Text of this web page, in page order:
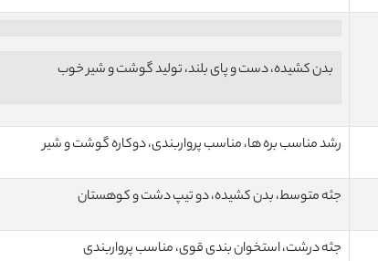
بدن کشیده، دست و پای بلند، تولید گوشت و شیر خوب
رشد مناسب بره ‌ها، مناسب پرواربندی، دوکاره گوشت و شیر
جثه متوسط، بدن کشیده، دو تیپ دشت و کوهستان
جثه درشت، استخوان‌ بندی قوی، مناسب پرواربندی